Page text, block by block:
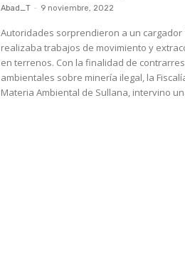
Abad_T - 9 noviembre, 2022
Autoridades sorprendieron a un
realizaba trabajos de movimiento y
en terrenos. Con la finalidad de
ambientales sobre minería ilegal, la
Materia Ambiental de Sullana, intervino